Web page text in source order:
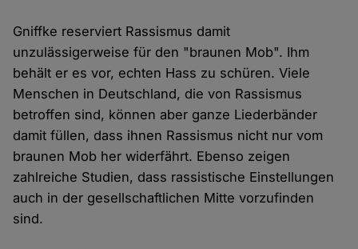
Gniffke reserviert Rassismus damit
unzulässigerweise für den "braunen Mob". Ihm
behält er es vor, echten Hass zu schüren. Viele
Menschen in Deutschland, die von Rassismus
betroffen sind, können aber ganze Liederbänder
damit füllen, dass ihnen Rassismus nicht nur vom
braunen Mob her widerfährt. Ebenso zeigen
zahlreiche Studien, dass rassistische Einstellungen
auch in der gesellschaftlichen Mitte vorzufinden
sind.